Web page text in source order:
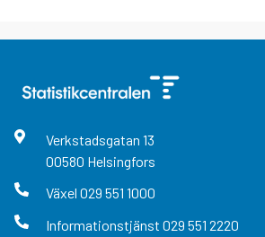
Verkstadsgatan 13
00580 Helsingfors
Växel 029 551 1000
Informationstjänst 029 551 2220